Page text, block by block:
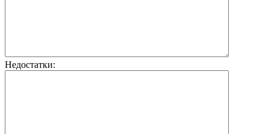
Недостатки: